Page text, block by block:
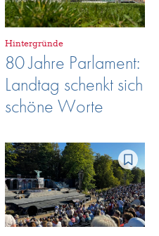
Hintergründe
80 Jahre Parlament:
Landtag schenkt sich
schöne Worte